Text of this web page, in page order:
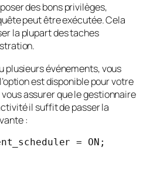
des bons privilèges,
peut être exécutée. Cela
la plupart des taches
plusieurs événements, vous
est disponible pour votre
assurer que le gestionnaire
il suffit de passer la
:
= ON;